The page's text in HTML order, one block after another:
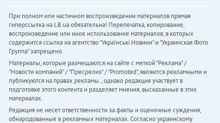
При полном или частичном воспроизведении материалов прямая
гиперссылка на LB.ua обязательна! Перепечатка, копирование,
воспроизведение или иное использование материалов, в которых
содержится ссылка на агентство "Українськi Новини" и "Украинская Фото
Группа" запрещено.
Материалы, которые размещаются на сайте с меткой "Реклама" /
"Новости компаний" / "Пресрелиз" / "Promoted", являются рекламными и
публикуются на правах рекламы. , однако редакция участвует в
подготовке этого контента и разделяет мнения, высказанные в этих
материалах.
Редакция не несет ответственности за факты и оценочные суждения,
обнародованные в рекламных материалах. Согласно украинскому